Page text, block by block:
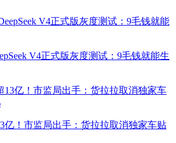
V4正式版灰度测试：9毛钱就能生
亿！市监局出手：货拉拉取消独家车贴